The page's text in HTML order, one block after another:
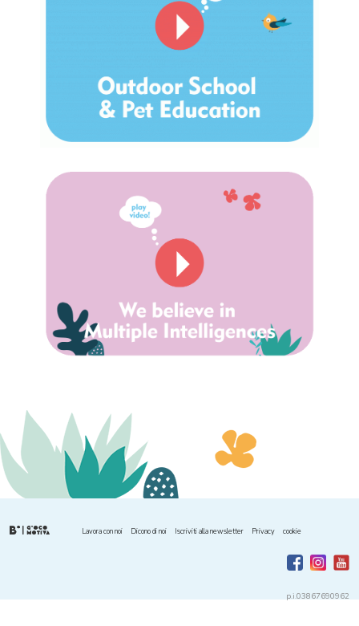
Lavora con noi Dicono di noi Iscriviti alla newsletter Privacy cookie
p.i.03867690962